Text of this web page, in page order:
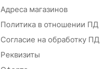
Адреса магазинов
Политика в отношении ПД
Согласие на обработку ПД
Реквизиты